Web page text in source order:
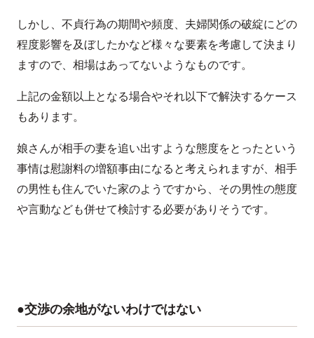
しかし、不貞行為の期間や頻度、夫婦関係の破綻にどの
程度影響を及ぼしたかなど様々な要素を考慮して決まり
ますので、相場はあってないようなものです。
上記の金額以上となる場合やそれ以下で解決するケース
もあります。
娘さんが相手の妻を追い出すような態度をとったという
事情は慰謝料の増額事由になると考えられますが、相手
の男性も住んでいた家のようですから、その男性の態度
や言動なども併せて検討する必要がありそうです。
●交渉の余地がないわけではない